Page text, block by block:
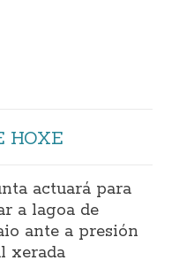
HOXE
actuará para
a lagoa de
ante a presión
xerada